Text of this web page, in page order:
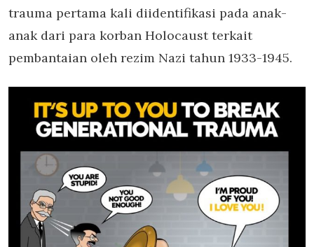
trauma pertama kali diidentifikasi pada anak-
anak dari para korban Holocaust terkait
pembantaian oleh rezim Nazi tahun 1933-1945.